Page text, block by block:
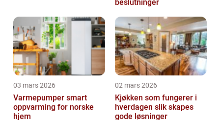
beslutninger
03 mars 2026
Varmepumper smart
oppvarming for norske
hjem
02 mars 2026
Kjøkken som fungerer i
hverdagen slik skapes
gode løsninger